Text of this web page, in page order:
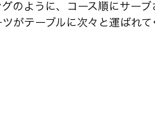
のように、コース順にサー
がテーブルに次々と運ばれ